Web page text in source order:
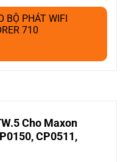
BỘ PHÁT WIFI
710
Cho Maxon
CP0511,